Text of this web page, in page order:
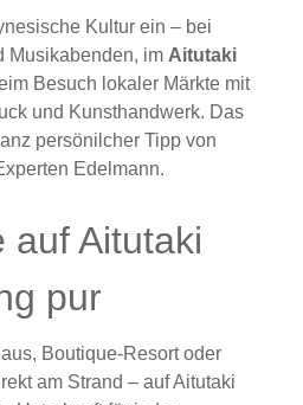
Kultur ein – bei
Musikabenden, im Aitutaki
Besuch lokaler Märkte mit
und Kunsthandwerk. Das
persönilcher Tipp von
Edelmann.
auf Aitutaki
pur
Boutique-Resort oder
am Strand – auf Aitutaki